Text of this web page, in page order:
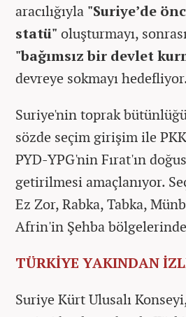
aracılığıyla "Suriye’de
statü" oluşturmayı,
"bağımsız bir devlet
devreye sokmayı
Suriye'nin toprak
sözde seçim girişim ile
PYD-YPG'nin Fırat'ın
getirilmesi amaçlanıyor.
Ez Zor, Rabka, Tabka,
Afrin'in Şehba
TÜRKİYE YAKINDAN
Suriye Kürt Ulusalı